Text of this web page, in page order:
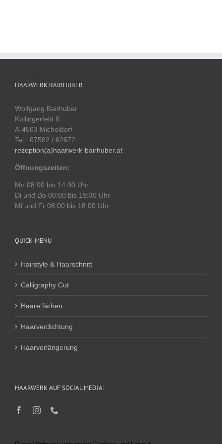
HAARWERK BAIRHUBER
Wolfgang Bairhuber
Kollingerfeld 8
A-4563 Micheldorf
Tel.: 07582 / 62672
rezeption(a)haarwerk-bairhuber.at
Öffnungszeiten:
Mo 08:00 bis 14:00 Uhr
Di und Do 08:00 bis 19:30 Uhr
Mi und Fr 08:00 bis 18:00 Uhr
QUICK-MENU
Hairstyle & Haarschnitt
Calligraphy Cut
Haare färben
Haarverdichtung
Haarverlängerung
HAARWERK AUF SOCIAL MEDIA: